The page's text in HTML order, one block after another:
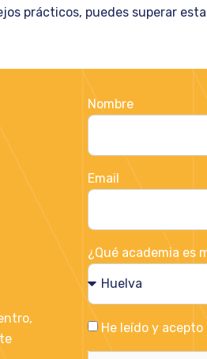
prácticos, puedes superar
Nombre
Email
¿Qué academia es
He leído y